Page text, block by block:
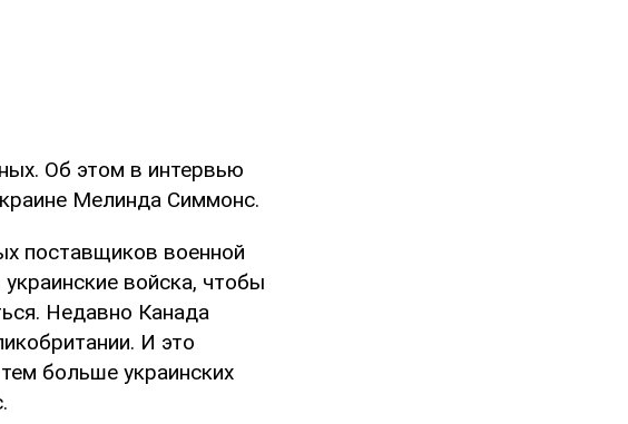
Об этом в интервью
Мелинда Симмонс.
поставщиков военной
войска, чтобы
Недавно Канада
И это
больше украинских